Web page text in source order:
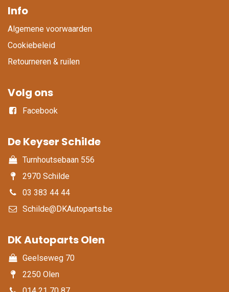
Info
Algemene voorwaarden
Cookiebeleid
Retourneren & ruilen
Volg ons
Facebook
De Keyser Schilde
Turnhoutsebaan 556
2970 Schilde
03 383 44 44
Schilde@DKAutoparts.be
DK Autoparts Olen​
Geelseweg 70
2250 Olen